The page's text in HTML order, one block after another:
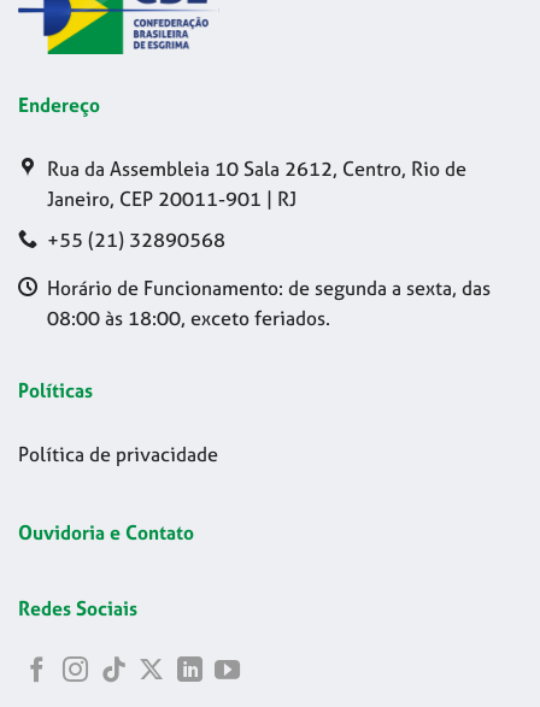
Endereço
Rua da Assembleia 10 Sala 2612, Centro, Rio de
Janeiro, CEP 20011-901 | RJ
+55 (21) 32890568
Horário de Funcionamento: de segunda a sexta, das
08:00 às 18:00, exceto feriados.
Políticas
Política de privacidade
Ouvidoria e Contato
Redes Sociais